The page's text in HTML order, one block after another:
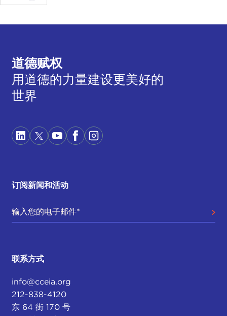
道德赋权
用道德的力量建设更美好的
世界
订阅新闻和活动
联系方式
info@cceia.org
212-838-4120
东 64 街 170 号